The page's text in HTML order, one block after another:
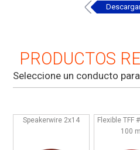
PRODUCTOS
Seleccione un conducto
Speakerwire 2x14
Flexible TFF
100